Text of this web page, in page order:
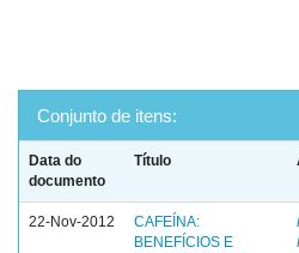
Conjunto de itens:
Data do
documento
Título
22-Nov-2012
CAFEÍNA:
BENEFÍCIOS E